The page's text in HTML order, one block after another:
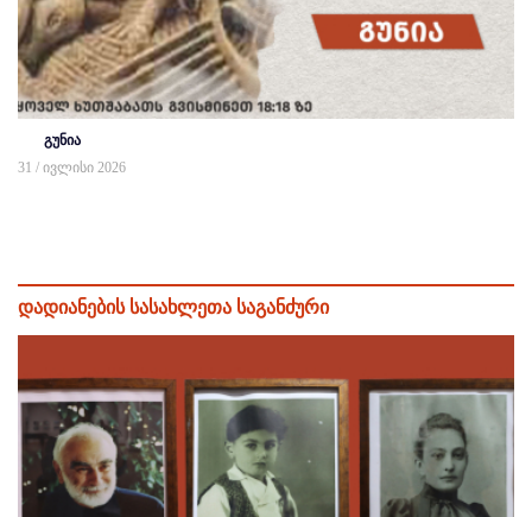
გუნია
31 / ივლისი 2026
დადიანების სასახლეთა საგანძური